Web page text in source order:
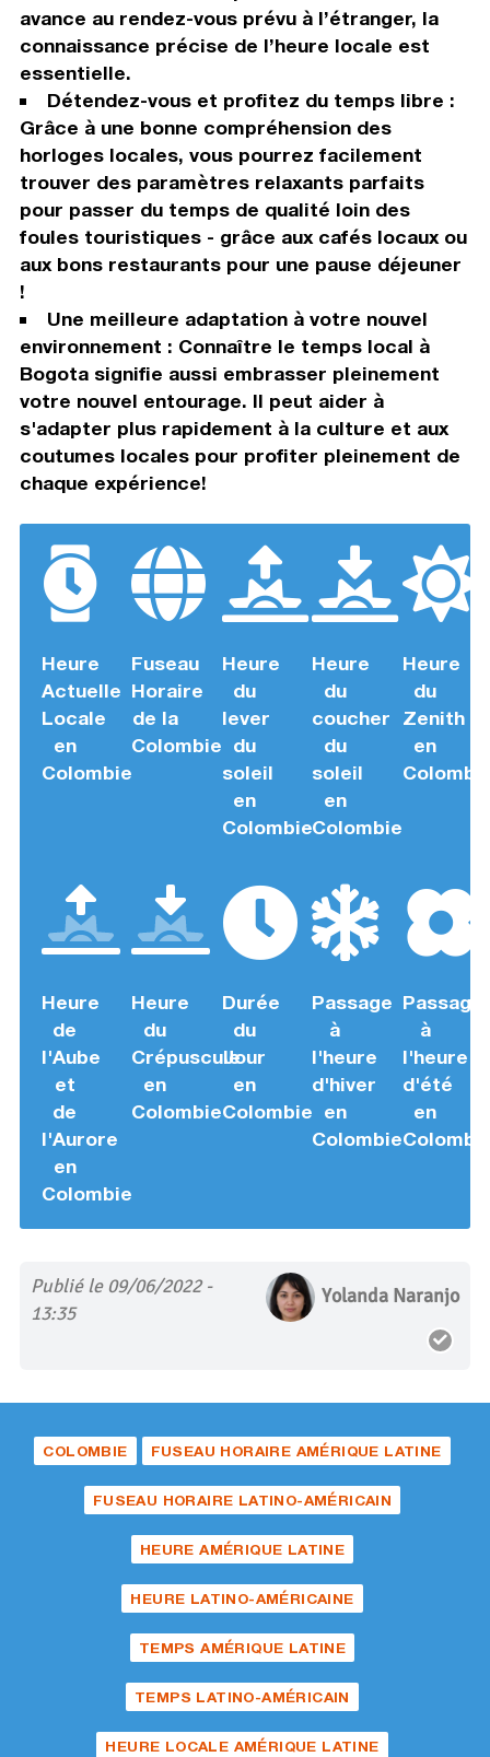
avance au rendez-vous prévu à l’étranger, la
connaissance précise de l’heure locale est
essentielle.
Détendez-vous et profitez du temps libre :
Grâce à une bonne compréhension des
horloges locales, vous pourrez facilement
trouver des paramètres relaxants parfaits
pour passer du temps de qualité loin des
foules touristiques - grâce aux cafés locaux ou
aux bons restaurants pour une pause déjeuner
!
Une meilleure adaptation à votre nouvel
environnement : Connaître le temps local à
Bogota signifie aussi embrasser pleinement
votre nouvel entourage. Il peut aider à
s'adapter plus rapidement à la culture et aux
coutumes locales pour profiter pleinement de
chaque expérience!
Heure
Actuelle
Locale
en
Colombie
Fuseau
Horaire
de la
Colombie
Heure
du
lever
du
soleil
en
Colombie
Heure
du
coucher
du
soleil
en
Colombie
Heure
du
Zenith
en
Heure
de
l'Aube
et
de
l'Aurore
en
Colombie
Heure
du
Crépuscule
en
Colombie
Durée
du
Jour
en
Colombie
Passage
à
l'heure
d'hiver
en
Colombie
Passage
à
l'heure
d'été
en
Publié le 09/06/2022 -
13:35
Yolanda Naranjo
COLOMBIE FUSEAU HORAIRE AMÉRIQUE LATINE
FUSEAU HORAIRE LATINO-AMÉRICAIN
HEURE AMÉRIQUE LATINE
HEURE LATINO-AMÉRICAINE
TEMPS AMÉRIQUE LATINE
TEMPS LATINO-AMÉRICAIN
HEURE LOCALE AMÉRIQUE LATINE